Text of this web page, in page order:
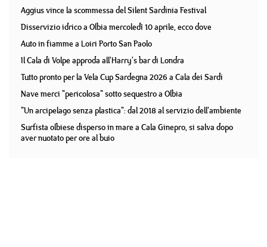
Aggius vince la scommessa del Silent Sardinia Festival
Disservizio idrico a Olbia mercoledì 10 aprile, ecco dove
Auto in fiamme a Loiri Porto San Paolo
Il Cala di Volpe approda all'Harry's bar di Londra
Tutto pronto per la Vela Cup Sardegna 2026 a Cala dei Sardi
Nave merci "pericolosa" sotto sequestro a Olbia
"Un arcipelago senza plastica": dal 2018 al servizio dell'ambiente
Surfista olbiese disperso in mare a Cala Ginepro, si salva dopo
aver nuotato per ore al buio